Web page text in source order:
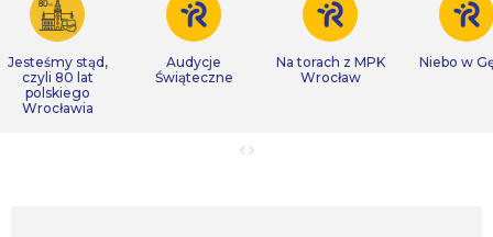
Jesteśmy stąd,
czyli 80 lat
polskiego
Wrocławia
Audycje
Świąteczne
Na torach z MPK
Wrocław
Niebo w